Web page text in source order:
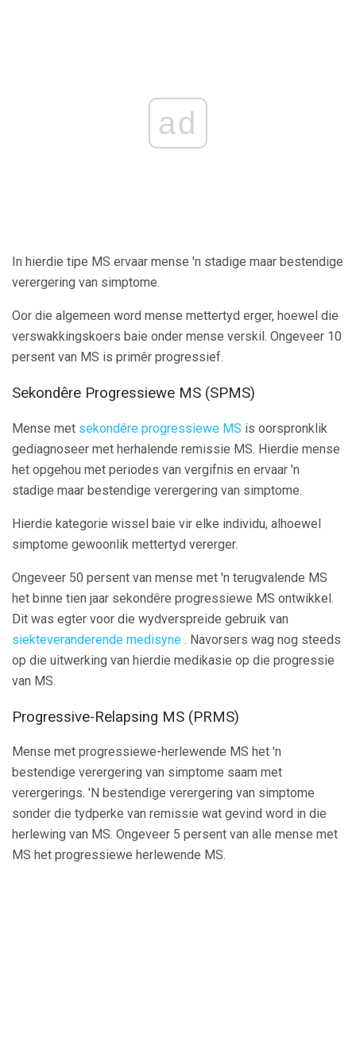
ad
In hierdie tipe MS ervaar mense 'n stadige maar bestendige
verergering van simptome.
Oor die algemeen word mense mettertyd erger, hoewel die
verswakkingskoers baie onder mense verskil. Ongeveer 10
persent van MS is primêr progressief.
Sekondêre Progressiewe MS (SPMS)
Mense met sekondêre progressiewe MS is oorspronklik
gediagnoseer met herhalende remissie MS. Hierdie mense
het opgehou met periodes van vergifnis en ervaar 'n
stadige maar bestendige verergering van simptome.
Hierdie kategorie wissel baie vir elke individu, alhoewel
simptome gewoonlik mettertyd vererger.
Ongeveer 50 persent van mense met 'n terugvalende MS
het binne tien jaar sekondêre progressiewe MS ontwikkel.
Dit was egter voor die wydverspreide gebruik van
siekteveranderende medisyne . Navorsers wag nog steeds
op die uitwerking van hierdie medikasie op die progressie
van MS.
Progressive-Relapsing MS (PRMS)
Mense met progressiewe-herlewende MS het 'n
bestendige verergering van simptome saam met
verergerings. 'N bestendige verergering van simptome
sonder die tydperke van remissie wat gevind word in die
herlewing van MS. Ongeveer 5 persent van alle mense met
MS het progressiewe herlewende MS.